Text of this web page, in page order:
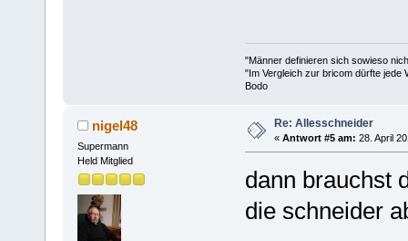
"Männer definieren sich sowieso
"Im Vergleich zur bricom dürfte jede
Bodo
nigel48
Supermann
Held Mitglied
Re: Allesschneider
« Antwort #5 am: 28. April
dann brauchst
die schneider